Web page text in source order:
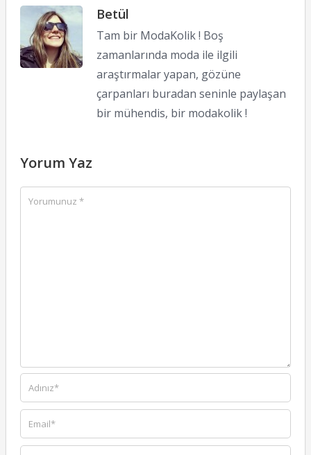
Betül
Tam bir ModaKolik ! Boş
zamanlarında moda ile ilgili
araştırmalar yapan, gözüne
çarpanları buradan seninle paylaşan
bir mühendis, bir modakolik !
Yorum Yaz